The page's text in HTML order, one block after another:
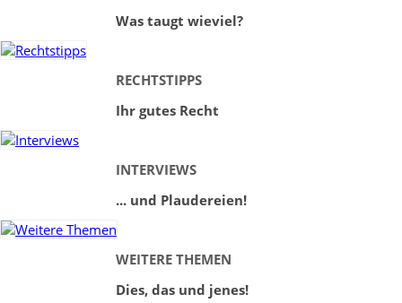
Was taugt wieviel?
RECHTSTIPPS
Ihr gutes Recht
INTERVIEWS
... und Plaudereien!
WEITERE THEMEN
Dies, das und jenes!